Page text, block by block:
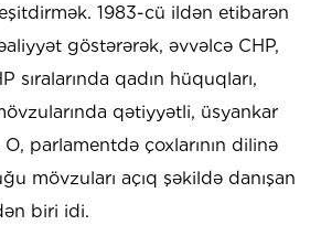
1983-cü ildən etibarən
göstərərək, əvvəlcə CHP,
sıralarında qadın hüquqları,
qətiyyətli, üsyankar
O, parlamentdə çoxlarının dilinə
mövzuları açıq şəkildə danışan
biri idi.